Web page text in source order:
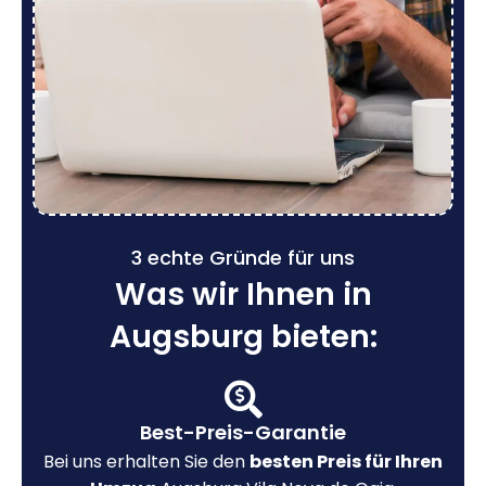
3 echte Gründe für uns
Was wir Ihnen in
Augsburg bieten:
Best-Preis-Garantie
Bei uns erhalten Sie den besten Preis für Ihren